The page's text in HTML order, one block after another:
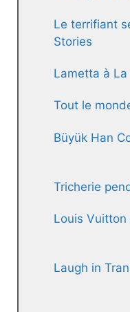
Le terrifiant
Stories
Lametta à
Tout le
Büyük Han
Tricherie
Louis Vuitton
Laugh in